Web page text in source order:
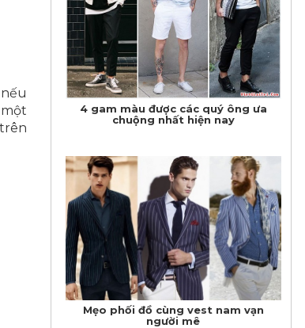
4 gam màu được các quý ông ưa
chuộng nhất hiện nay
Mẹo phối đồ cùng vest nam vạn
người mê